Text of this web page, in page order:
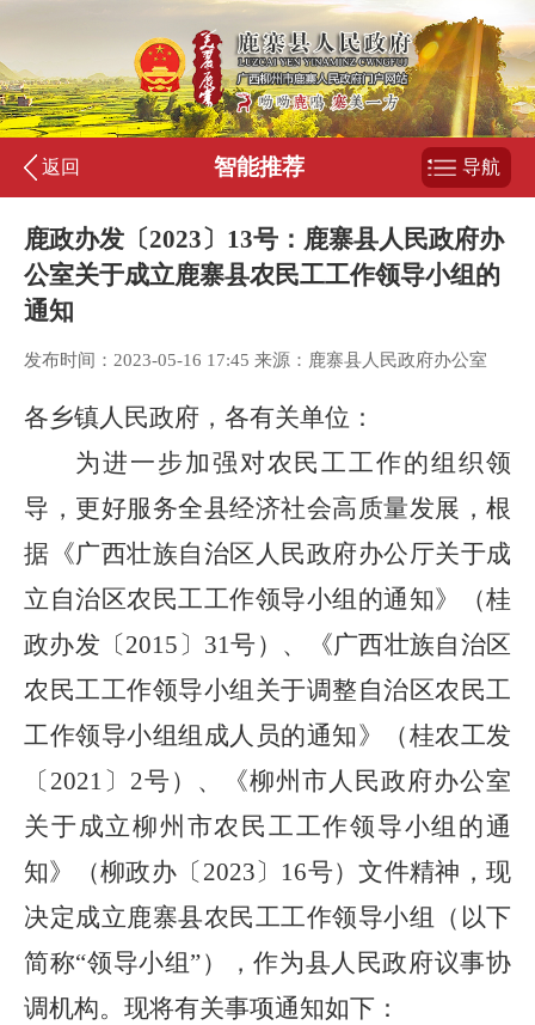
返回 智能推荐 导航
鹿政办发〔2023〕13号：鹿寨县人民政府办
公室关于成立鹿寨县农民工工作领导小组的
通知
发布时间：2023-05-16 17:45 来源：鹿寨县人民政府办公室
各乡镇人民政府，各有关单位 ：
为进一步加强对农民工工作的组织领
导，更好服务全县经济社会高质量发展，根
据《广西壮族自治区人民政府办公厅关于成
立自治区农民工工作领导小组的通知》（桂
政办发〔 2015 〕 31号）、《广西壮族自治区
农民工工作领导小组关于调整自治区农民工
工作领导小组组成人员的通知》（桂农工发
〔 2021 〕 2号） 、《柳州市人民政府办公室
关于成立柳州市农民工工作领导小组的通
知》（柳政办〔 2023 〕 16号）文件精神，现
决定成立鹿寨县农民工工作领导小组
（以下
简称“领导小组”） ，作为县人民政府议事协
调机构。现将有关事项通知如下：